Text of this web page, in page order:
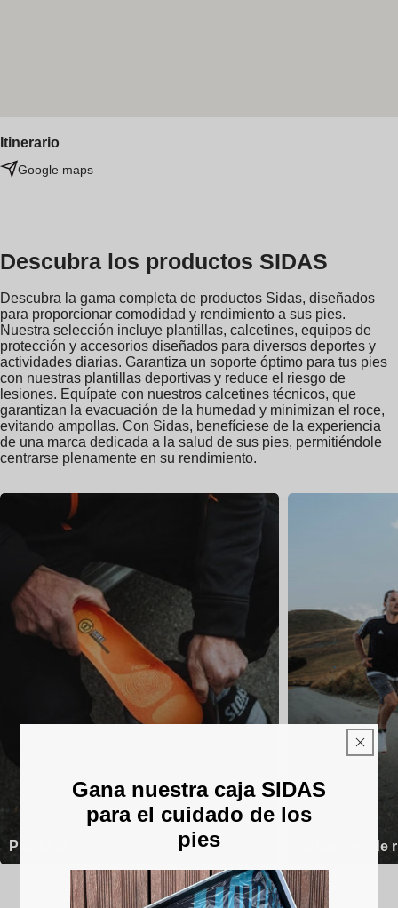
Itinerario
Google maps
Descubra los productos SIDAS
Descubra la gama completa de productos Sidas, diseñados
para proporcionar comodidad y rendimiento a sus pies.
Nuestra selección incluye plantillas, calcetines, equipos de
protección y accesorios diseñados para diversos deportes y
actividades diarias. Garantiza un soporte óptimo para tus pies
con nuestras plantillas deportivas y reduce el riesgo de
lesiones. Equípate con nuestros calcetines técnicos, que
garantizan la evacuación de la humedad y minimizan el roce,
evitando ampollas. Con Sidas, benefíciese de la experiencia
de una marca dedicada a la salud de sus pies, permitiéndole
centrarse plenamente en su rendimiento.
Plantillas Calcetines de
Gana nuestra caja SIDAS
para el cuidado de los
pies